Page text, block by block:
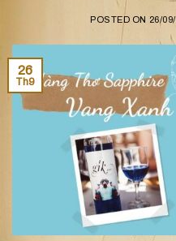
POSTED ON 26/
26
Th9